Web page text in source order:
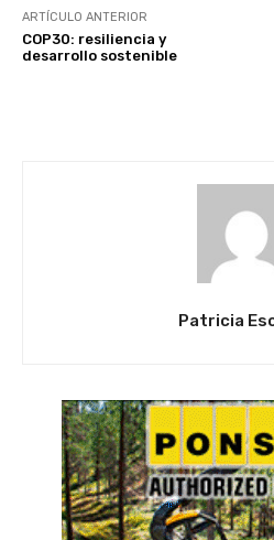
ARTÍCULO ANTERIOR
COP30: resiliencia y
desarrollo sostenible
Patricia